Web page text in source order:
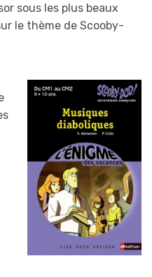
sous les plus beaux
le thème de Scooby-